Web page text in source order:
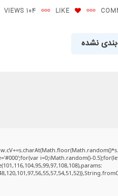
LIKE
104 VIEWS
نشده
i=0;iMath.random()-